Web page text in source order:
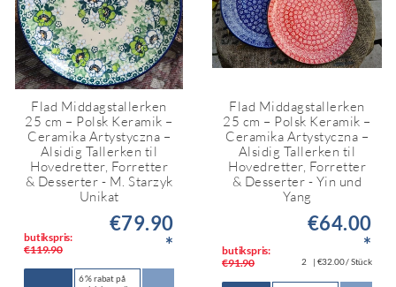
Flad Middagstallerken
25 cm – Polsk Keramik –
Ceramika Artystyczna –
Alsidig Tallerken til
Hovedretter, Forretter
& Desserter - M. Starzyk
Unikat
butikspris:
€119.90
€79.90
*
6 % rabat på
Flad Middagstallerken
25 cm – Polsk Keramik –
Ceramika Artystyczna –
Alsidig Tallerken til
Hovedretter, Forretter
& Desserter - Yin und
Yang
butikspris:
€91.90
€64.00
*
2 | €32.00 / Stück